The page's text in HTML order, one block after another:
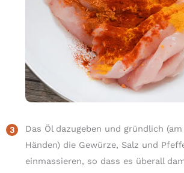
Das Öl dazugeben und gründlich
Händen) die Gewürze, Salz und
einmassieren, so dass es überall